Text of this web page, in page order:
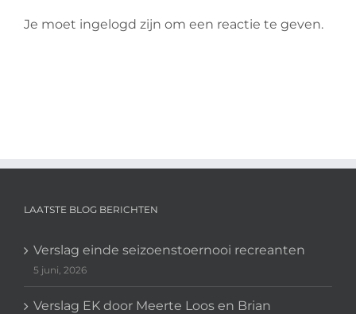
Je moet ingelogd zijn om een reactie te geven.
LAATSTE BLOG BERICHTEN
Verslag einde seizoenstoernooi recreanten
5 juni, 2026
Verslag EK door Meerte Loos en Brian